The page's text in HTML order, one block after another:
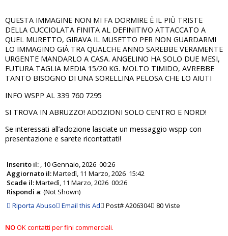
QUESTA IMMAGINE NON MI FA DORMIRE È IL PIÙ TRISTE
DELLA CUCCIOLATA FINITA AL DEFINITIVO ATTACCATO A
QUEL MURETTO, GIRAVA IL MUSETTO PER NON GUARDARMI
LO IMMAGINO GIÀ TRA QUALCHE ANNO SAREBBE VERAMENTE
URGENTE MANDARLO A CASA. ANGELINO HA SOLO DUE MESI,
FUTURA TAGLIA MEDIA 15/20 KG. MOLTO TIMIDO, AVREBBE
TANTO BISOGNO DI UNA SORELLINA PELOSA CHE LO AIUTI
INFO WSPP AL 339 760 7295
SI TROVA IN ABRUZZO! ADOZIONI SOLO CENTRO E NORD!
Se interessati all’adozione lasciate un messaggio wspp con
presentazione e sarete ricontattati!
Inserito il: , 10 Gennaio, 2026 00:26
Aggiornato il:Martedì, 11 Marzo, 2026 15:42
Scade il:Martedì, 11 Marzo, 2026 00:26
Rispondi a: (Not Shown)
Riporta Abuso
Email this Ad Post# A206304 80 Viste
NOOK contatti per fini commerciali.